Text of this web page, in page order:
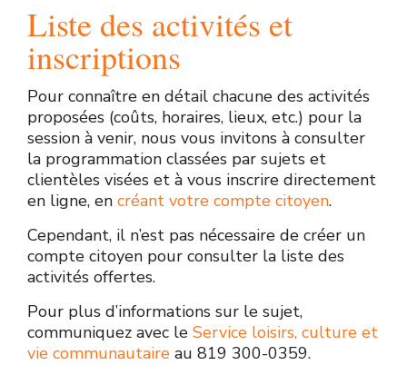
Liste des activités et
inscriptions
Pour connaître en détail chacune des activités
proposées (coûts, horaires, lieux, etc.) pour la
session à venir, nous vous invitons à consulter
la programmation classées par sujets et
clientèles visées et à vous inscrire directement
en ligne, en créant votre compte citoyen.
Cependant, il n’est pas nécessaire de créer un
compte citoyen pour consulter la liste des
activités offertes.
Il
est
Pour plus d’informations sur le sujet,
communiquez avec le Service loisirs, culture et
vie communautaire au 819 300-0359.